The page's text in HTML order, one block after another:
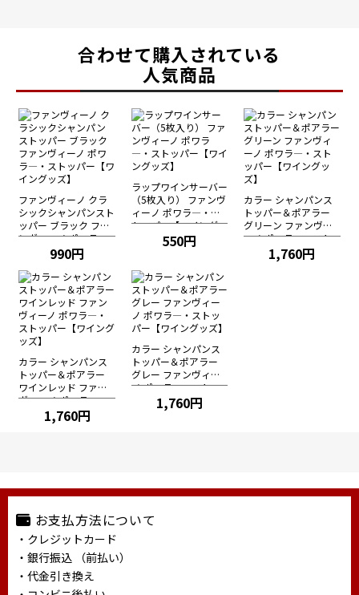
合わせて購入されている
人気商品
ファンヴィーノ クラ
シックシャンパンスト
ッパー ブラック ファ
ンヴィーノ ポワラ
―・ストッパー【ワイ
ングッズ】
990円
ラップワインサーバー
（5枚入り） ファンヴ
ィーノ ポワラ―・ス
トッパー【ワイングッ
550円
カラー シャンパンス
トッパー＆ポアラー
グリーン ファンヴィ
ーノ ポワラ―・スト
ッパー【ワイングッ
1,760円
カラー シャンパンス
トッパー＆ポアラー
ワインレッド ファン
ヴィーノ ポワラ―・
ストッパー【ワイング
ッズ】
1,760円
カラー シャンパンス
トッパー＆ポアラー
グレー ファンヴィー
ノ ポワラ―・ストッ
パー【ワイングッズ】
1,760円
お支払方法について
・クレジットカード
・銀行振込 （前払い）
・代金引き換え